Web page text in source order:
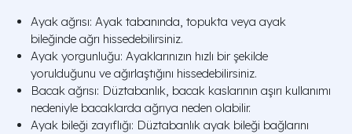
Ayak ağrısı: Ayak tabanında, topukta veya ayak
bileğinde ağrı hissedebilirsiniz.
Ayak yorgunluğu: Ayaklarınızın hızlı bir şekilde
yorulduğunu ve ağırlaştığını hissedebilirsiniz.
Bacak ağrısı: Düztabanlık, bacak kaslarının aşırı kullanımı
nedeniyle bacaklarda ağrıya neden olabilir.
Ayak bileği zayıflığı: Düztabanlık ayak bileği bağlarını